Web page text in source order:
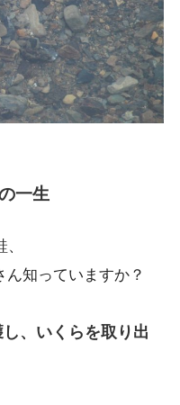
一生
知っていますか？
、いくらを取り出